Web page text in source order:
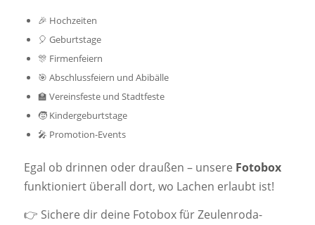
🎉 Hochzeiten
🎈 Geburtstage
🎊 Firmenfeiern
🎯 Abschlussfeiern und Abibälle
🏫 Vereinsfeste und Stadtfeste
🧒 Kindergeburtstage
🎤 Promotion-Events
Egal ob drinnen oder draußen – unsere Fotobox
funktioniert überall dort, wo Lachen erlaubt ist!
👉 Sichere dir deine Fotobox für Zeulenroda-